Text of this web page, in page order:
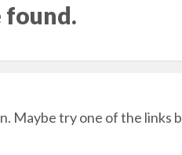
found.
Maybe try one of the links